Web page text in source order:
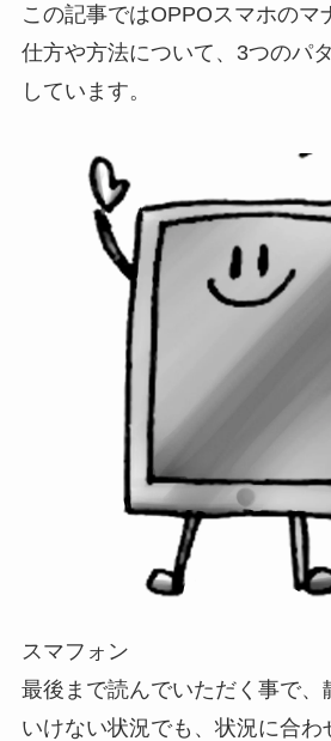
この記事ではOPPOスマホのマ
仕方や方法について、3つのパ
しています。
スマフォン
最後まで読んでいただく事で、
いけない状況でも、状況に合わ